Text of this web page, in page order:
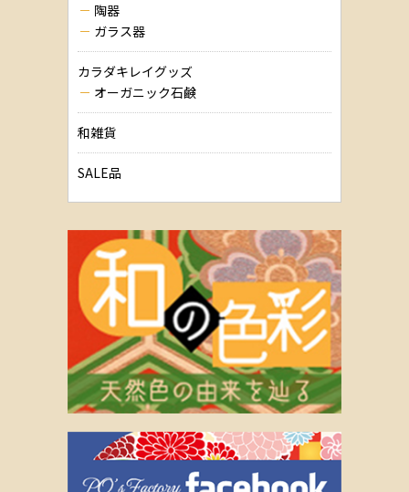
陶器
ガラス器
カラダキレイグッズ
オーガニック石鹸
和雑貨
SALE品